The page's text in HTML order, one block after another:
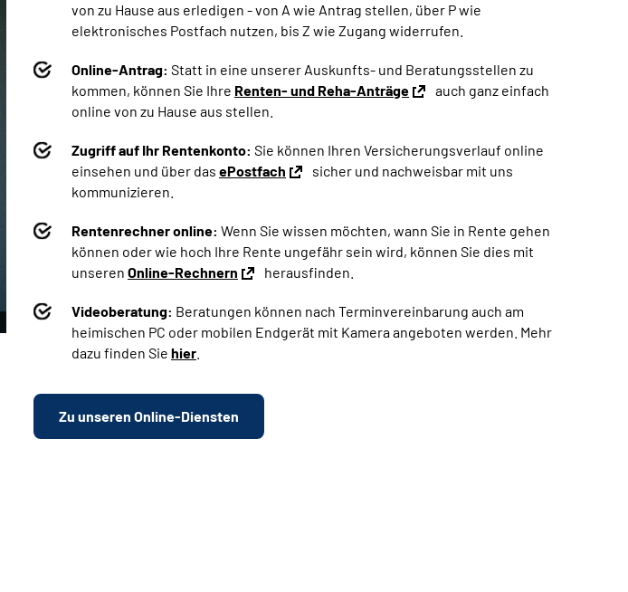
von zu Hause aus erledigen - von A wie Antrag stellen, über P wie
elektronisches Postfach nutzen, bis Z wie Zugang widerrufen.
Online-Antrag: Statt in eine unserer Auskunfts- und Beratungsstellen zu
kommen, können Sie Ihre Renten- und Reha-Anträge
auch ganz einfach
online von zu Hause aus stellen.
Zugriff auf Ihr Rentenkonto: Sie können Ihren Versicherungsverlauf online
einsehen und über das ePostfach
sicher und nachweisbar mit uns
kommunizieren.
Rentenrechner online: Wenn Sie wissen möchten, wann Sie in Rente gehen
können oder wie hoch Ihre Rente ungefähr sein wird, können Sie dies mit
unseren Online-Rechnern herausfinden.
Videoberatung: Beratungen können nach Terminvereinbarung auch am
heimischen PC oder mobilen Endgerät mit Kamera angeboten werden. Mehr
dazu finden Sie hier
Zu unseren Online-Diensten